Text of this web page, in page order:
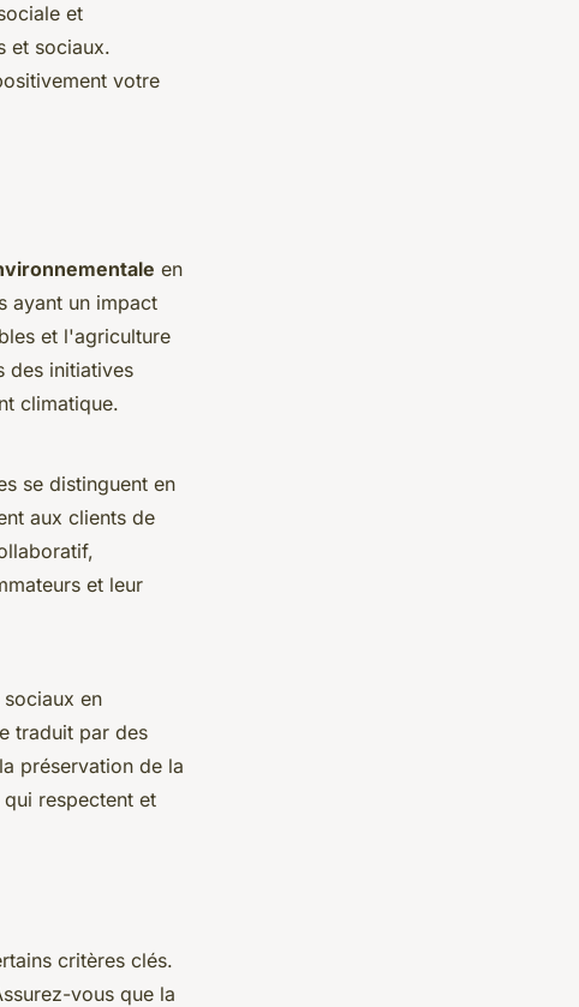
et
et sociaux.
votre
en
ayant un impact
et l'agriculture
des initiatives
climatique.
se distinguent en
aux clients de
et leur
en
traduit par des
préservation de la
respectent et
critères clés.
vous que la